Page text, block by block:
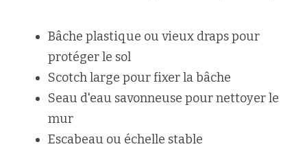
Bâche plastique ou vieux draps pour
protéger le sol
Scotch large pour fixer la bâche
Seau d'eau savonneuse pour nettoyer le
mur
Escabeau ou échelle stable